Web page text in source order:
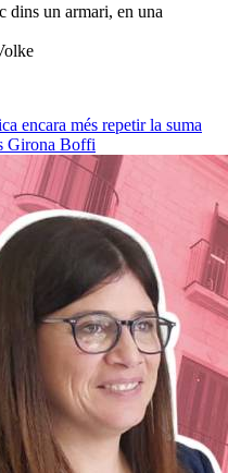
dins un armari, en una
encara més repetir la suma
Girona Boffi